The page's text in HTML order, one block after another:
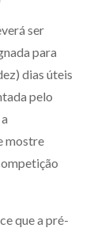
ser
para
dias úteis
pelo
mostre
que a pré-